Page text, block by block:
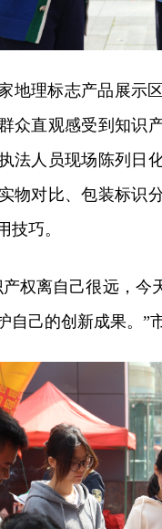
地理标志产品展示
众直观感受到知识
法人员现场陈列日
物对比、包装标识
技巧。
权离自己很远，今
自己的创新成果。”